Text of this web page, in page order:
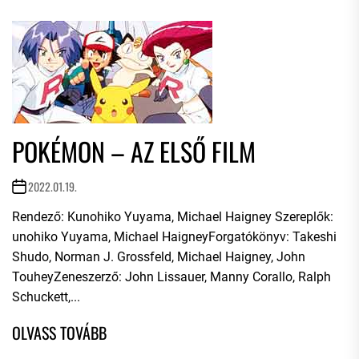
POKÉMON – AZ ELSŐ FILM
2022.01.19.
Rendező: Kunohiko Yuyama, Michael Haigney Szereplők:
unohiko Yuyama, Michael HaigneyForgatókönyv: Takeshi
Shudo, Norman J. Grossfeld, Michael Haigney, John
TouheyZeneszerző: John Lissauer, Manny Corallo, Ralph
Schuckett,...